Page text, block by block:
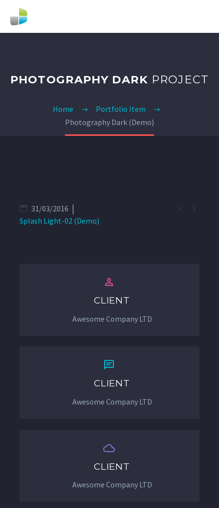
PHOTOGRAPHY DARK PROJECT
Home
Portfolio Item
Photography Dark (Demo)
 
31/03/2016
Splash Light-02 (Demo)


CLIENT
Awesome Company LTD


CLIENT
Awesome Company LTD


CLIENT
Awesome Company LTD